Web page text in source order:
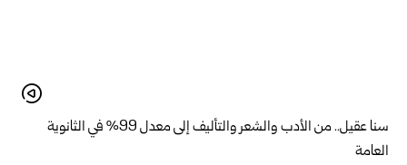
سنا عقيل.. من الأدب والشعر والتأليف إلى معدل 99% في الثانوية
العامة